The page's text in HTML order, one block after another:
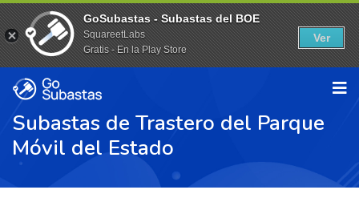
Subastas de Trastero del Parque
Móvil del Estado
GoSubastas - Subastas del BOE
SquareetLabs
Gratis - En la Play Store
Ver